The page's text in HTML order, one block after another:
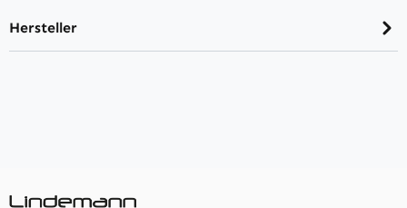
Hersteller